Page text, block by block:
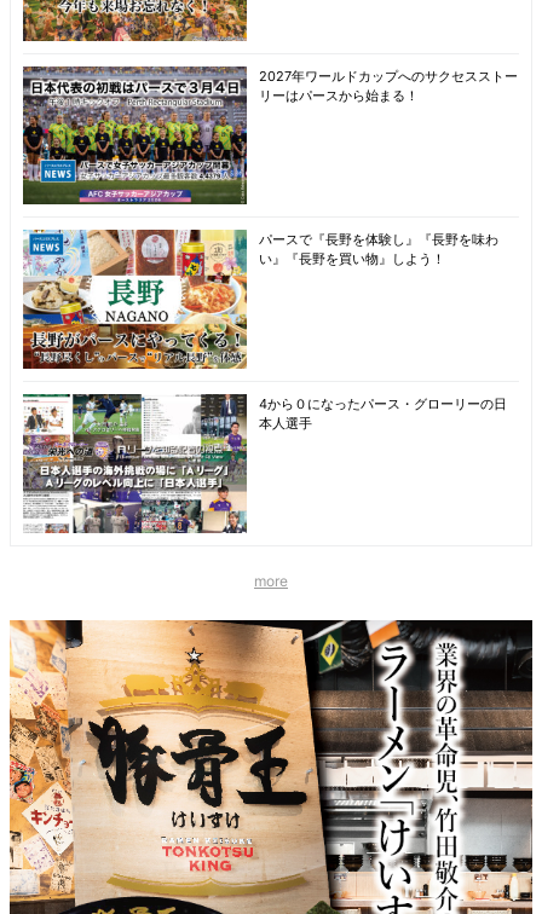
2027年ワールドカップへのサクセスストー
リーはパースから始まる！
パースで『長野を体験し』『長野を味わ
い』『長野を買い物』しよう！
4から０になったパース・グローリーの日
本人選手
more